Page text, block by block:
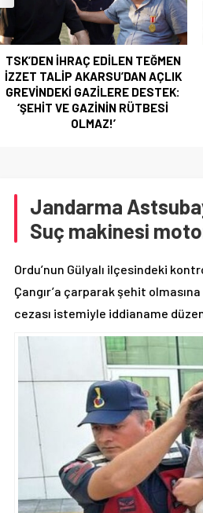
TSK’DEN İHRAÇ EDİLEN TEĞMEN
İZZET TALİP AKARSU’DAN AÇLIK
GREVİNDEKİ GAZİLERE DESTEK:
‘ŞEHİT VE GAZİNİN RÜTBESİ
OLMAZ!’
Jandarma
Suç makinesi
Ordu’nun Gülyalı ilçesindeki
Çangır’a çarparak şehit
cezası istemiyle iddianame